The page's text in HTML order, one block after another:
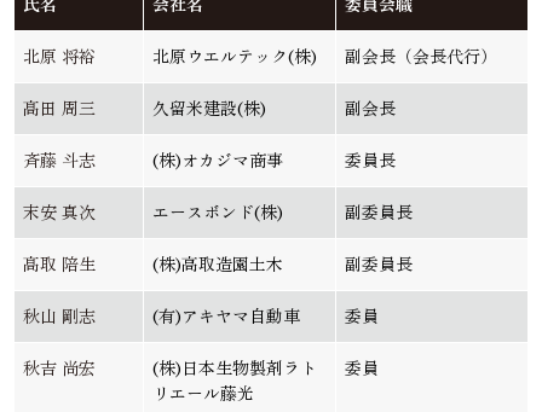
北原 将裕 北原ウエルテック(株) 副会長（会長代行）
髙田 周三 久留米建設(株) 副会長
斉藤 斗志 (株)オカジマ商事 委員長
末安 真次 エースボンド(株) 副委員長
髙取 陪生 (株)高取造園土木 副委員長
秋山 剛志 (有)アキヤマ自動車 委員
秋吉 尚宏
(株)日本生物製剤ラト
リエール藤光
委員